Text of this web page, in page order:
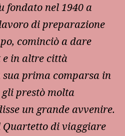
fondato nel 1940 a
di preparazione
cominciò a dare
e in altre città
prima comparsa in
prestò molta
un grande avvenire.
di viaggiare